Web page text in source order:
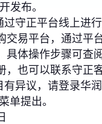
发布。
过守正平台线上进
交易平台，通过平
具体操作步骤可查
，也可以联系守正客
有异议，请登录华
单提出。